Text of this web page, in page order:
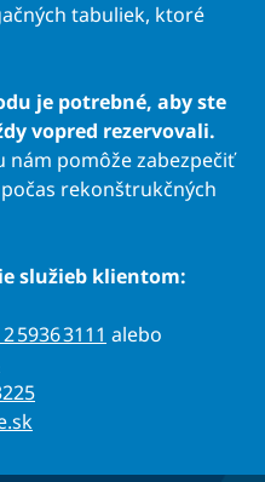
tabuliek, ktoré
je potrebné, aby ste
vopred rezervovali.
nám pomôže zabezpečiť
rekonštrukčných
služieb klientom:
5936 3111 alebo